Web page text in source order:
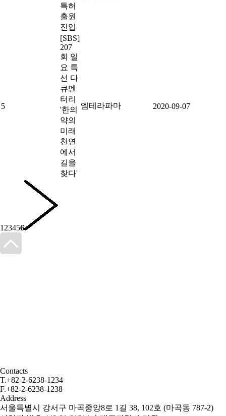
특허
출원
진입
5
[SBS]
207
회 일
요 특
선 다
큐멘
터리
'한의
약의
미래
천연
에서
길을
찾다'
엠테라파마 2020-09-07
1 23456
Contacts
T.+82-2-6238-1234
F.+82-2-6238-1238
Address
서울특별시 강서구 마곡중앙8로 1길 38, 102호 (마곡동 787-2)